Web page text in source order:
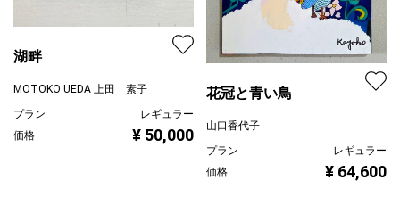
湖畔
MOTOKO UEDA 上田 素子
プラン
レギュラー
価格
¥ 50,000
花冠と青い鳥
山口香代子
プラン
レギュラー
価格
¥ 64,600